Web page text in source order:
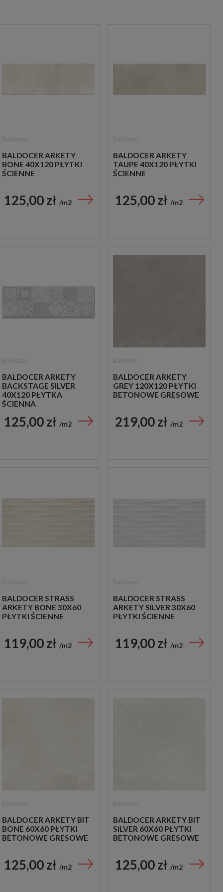
BALDOCER ARKETY
BONE 40X120 PŁYTKI
ŚCIENNE
125,00 zł m2
BALDOCER ARKETY
TAUPE 40X120 PŁYTKI
ŚCIENNE
125,00 zł m2
BALDOCER ARKETY
BACKSTAGE SILVER
40X120 PŁYTKA
ŚCIENNA
125,00 zł m2
BALDOCER ARKETY
GREY 120X120 PŁYTKI
BETONOWE GRESOWE
219,00 zł m2
BALDOCER STRASS
ARKETY BONE 30X60
PŁYTKI ŚCIENNE
119,00 zł m2
BALDOCER STRASS
ARKETY SILVER 30X60
PŁYTKI ŚCIENNE
119,00 zł m2
BALDOCER ARKETY BIT
BONE 60X60 PŁYTKI
BETONOWE GRESOWE
125,00 zł m2
BALDOCER ARKETY BIT
SILVER 60X60 PŁYTKI
BETONOWE GRESOWE
125,00 zł m2